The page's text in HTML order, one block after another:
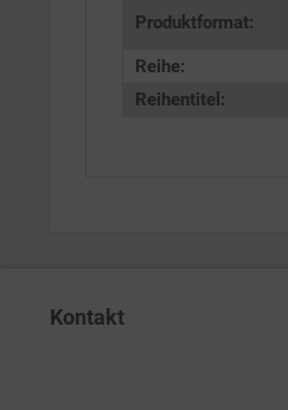
Produktformat:
Reihe:
Reihentitel:
Kontakt